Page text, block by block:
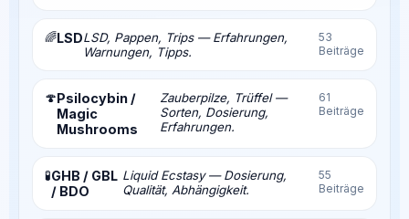
🌈LSDLSD, Pappen, Trips — Erfahrungen,
Warnungen, Tipps.
53
Beiträge
🍄Psilocybin /
Magic
Mushrooms
Zauberpilze, Trüffel —
Sorten, Dosierung,
Erfahrungen.
61
Beiträge
🧪GHB / GBL
/ BDO
Liquid Ecstasy — Dosierung,
Qualität, Abhängigkeit.
55
Beiträge